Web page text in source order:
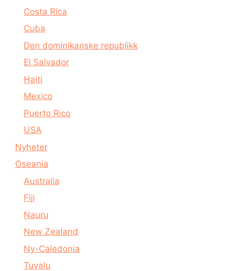
Costa Rica
Cuba
Den dominikanske republikk
El Salvador
Haiti
Mexico
Puerto Rico
USA
Nyheter
Oseania
Australia
Fiji
Nauru
New Zealand
Ny-Caledonia
Tuvalu